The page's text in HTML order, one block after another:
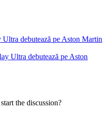
debutează pe Aston Martin
the discussion?